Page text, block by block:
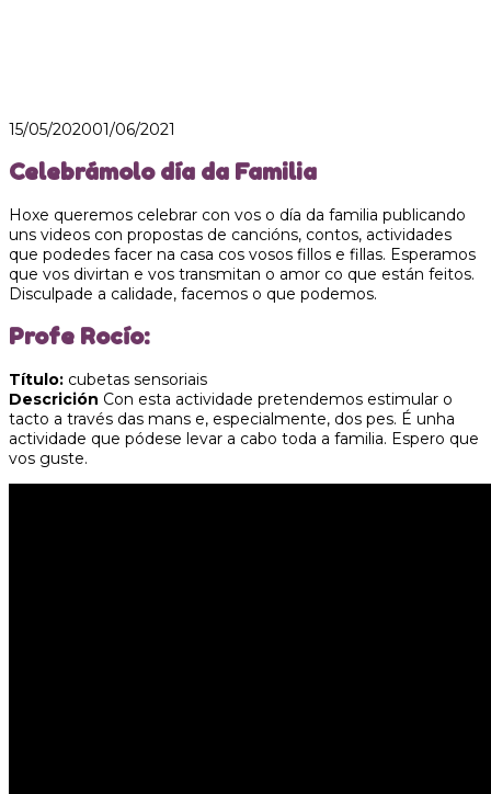
15/05/202001/06/2021
Celebrámolo día da Familia
Hoxe queremos celebrar con vos o día da familia publicando
uns videos con propostas de cancións, contos, actividades
que podedes facer na casa cos vosos fillos e fillas. Esperamos
que vos divirtan e vos transmitan o amor co que están feitos.
Disculpade a calidade, facemos o que podemos.
Profe Rocío:
Título: cubetas sensoriais
Descrición Con esta actividade pretendemos estimular o
tacto a través das mans e, especialmente, dos pes. É unha
actividade que pódese levar a cabo toda a familia. Espero que
vos guste.